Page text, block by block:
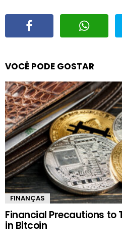
VOCÊ PODE GOSTAR
FINANÇAS
Financial Precautions to
in Bitcoin